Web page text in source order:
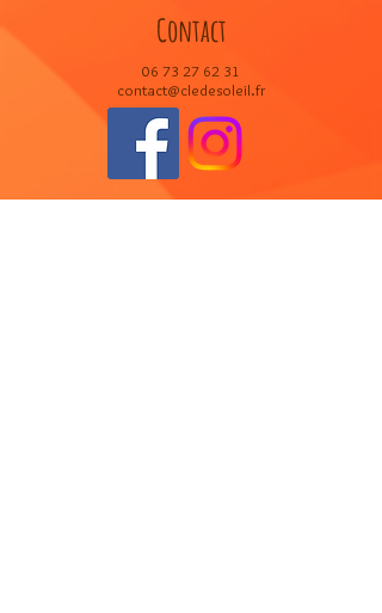
Contact
06 73 27 62 31
contact@cledesoleil.fr